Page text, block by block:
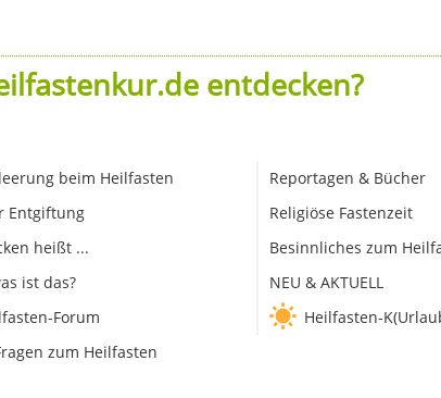
entdecken?
beim Heilfasten
Entgiftung
heißt ...
ist das?
Forum
zum Heilfasten
Reportagen & Bücher
Religiöse Fastenzeit
Besinnliches zum
NEU & AKTUELL
Heilfasten-